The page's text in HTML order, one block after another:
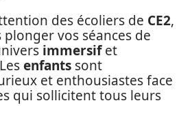
des écoliers de CE2,
vos séances de
immersifet
enfants sont
et enthousiastes face
qui sollicitent tous leurs